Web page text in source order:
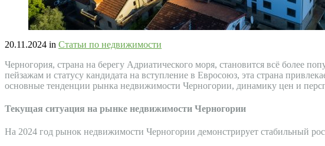
20.11.2024 in Статьи по недвижимости
Черногория, страна на берегу Адриатического моря, становится всё более
пейзажам и статусу кандидата на вступление в Евросоюз, эта страна
основные тенденции рынка недвижимости Черногории, динамику цен и
Текущая ситуация на рынке недвижимости Черногории
На 2024 год рынок недвижимости Черногории демонстрирует стабильный